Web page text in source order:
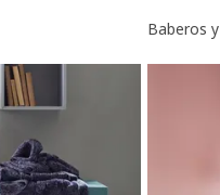
Baberos